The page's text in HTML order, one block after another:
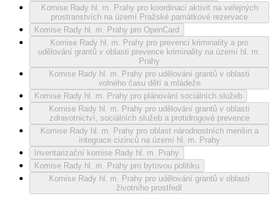
Komise Rady hl. m. Prahy pro koordinaci aktivit na veřejných
prostranstvích na území Pražské památkové rezervace
Komise Rady hl. m. Prahy pro OpenCard
Komise Rady hl. m. Prahy pro prevenci kriminality a pro
udělování grantů v oblasti prevence kriminality na území hl. m.
Prahy
Komise Rady hl. m. Prahy pro udělování grantů v oblasti
volného času dětí a mládeže
Komise Rady hl. m. Prahy pro plánování sociálních služeb
Komise Rady hl. m. Prahy pro udělování grantů v oblasti
zdravotnictví, sociálních služeb a protidrogové prevence
Komise Rady hl. m. Prahy pro oblast národnostních menšin a
integrace cizinců na území hl. m. Prahy
Inventarizační komise Rady hl. m. Prahy
Komise Rady hl. m. Prahy pro bytovou politiku
Komise Rady hl. m. Prahy pro udělování grantů v oblasti
životního prostředí